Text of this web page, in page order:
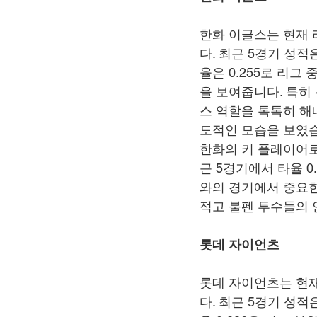
한화 이글스는 현재
다. 최근 5경기 성적
율은 0.255로 리그
을 보여줍니다. 특
스 역할을 톡톡히
도적인 모습을 보였
한화의 키 플레이어
근 5경기에서 타율
와의 경기에서 중요
적고 불펜 투수들의
롯데 자이언츠
롯데 자이언츠는 현
다. 최근 5경기 성적